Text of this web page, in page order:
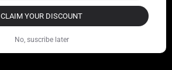
CLAIM YOUR DISCOUNT
No, suscribe later